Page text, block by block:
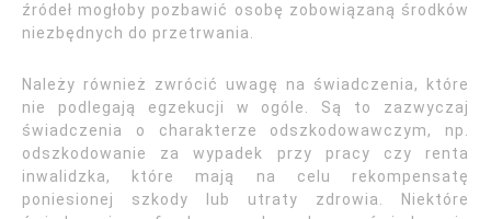
źródeł mogłoby pozbawić osobę zobowiązaną środków
niezbędnych do przetrwania.
Należy również zwrócić uwagę na świadczenia, które
nie podlegają egzekucji w ogóle. Są to zazwyczaj
świadczenia o charakterze odszkodowawczym, np.
odszkodowanie za wypadek przy pracy czy renta
inwalidzka, które mają na celu rekompensatę
poniesionej szkody lub utraty zdrowia. Niektóre